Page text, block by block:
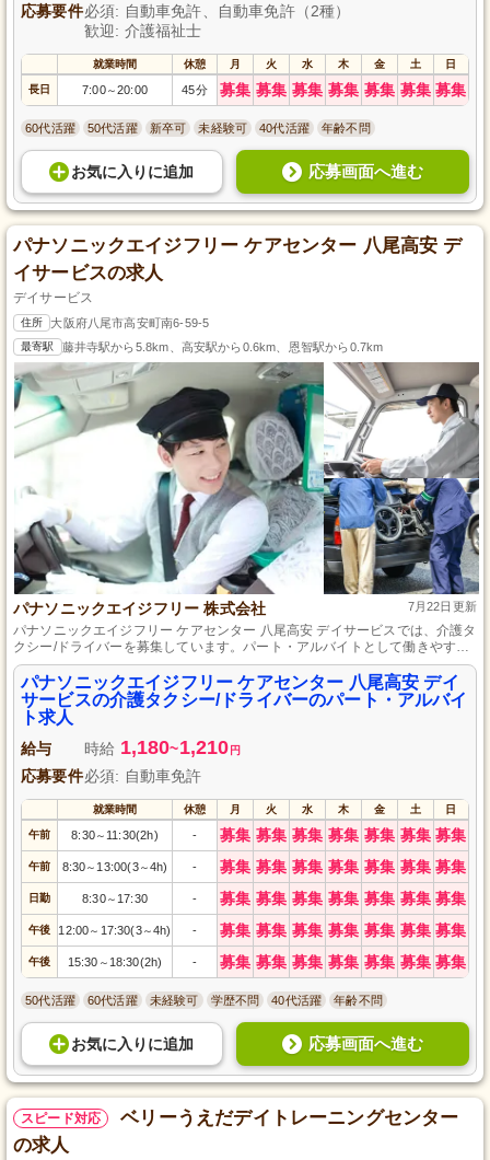
応募要件必須: 自動車免許、自動車免許（2種）
歓迎: 介護福祉士
就業時間 休憩 月 火 水 木 金 土 日
長日 7:00～20:00 45分 募集 募集 募集 募集 募集 募集 募集
60代活躍 50代活躍 新卒可 未経験可 40代活躍 年齢不問
お気に入り に追加 応募画面へ進む
パナソニックエイジフリー ケアセンター 八尾高安 デ
イサービスの求人
デイサービス
住所 大阪府八尾市高安町南6-59-5
最寄駅 藤井寺駅から5.8km、高安駅から0.6km、恩智駅から0.7km
パナソニックエイジフリー 株式会社 7月22日更新
パナソニックエイジフリー ケアセンター 八尾高安 デイサービスでは、介護タ
クシー/ドライバーを募集しています。パート・アルバイトとして働きやすい
環境で、やりがいのある介護タクシーサービスを提供するチャンスです。経
験や資格は問いません。未経験の方でもしっかりサポートしますので、ぜひ
ご応募ください。人々の生活を支える重要な役割を果たすお仕事です！
パナソニックエイジフリー ケアセンター 八尾高安 デイ
サービスの介護タクシー/ドライバーのパート・アルバイ
ト求人
給与 時給 1,180~1,210 円
応募要件必須: 自動車免許
就業時間 休憩 月 火 水 木 金 土 日
午前 8:30～ 11:30(2h) - 募集 募集 募集 募集 募集 募集 募集
午前 8:30～ 13:00(3～4h) - 募集 募集 募集 募集 募集 募集 募集
日勤 8:30～ 17:30 - 募集 募集 募集 募集 募集 募集 募集
午後 12:00～ 17:30(3～4h) - 募集 募集 募集 募集 募集 募集 募集
午後 15:30 ～ 18:30(2h) - 募集 募集 募集 募集 募集 募集 募集
50代活躍 60代活躍 未経験可 学歴不問 40代活躍 年齢不問
お気に入り に追加 応募画面へ進む
スピード対応
ベリーうえだデイトレーニングセンター
の求人